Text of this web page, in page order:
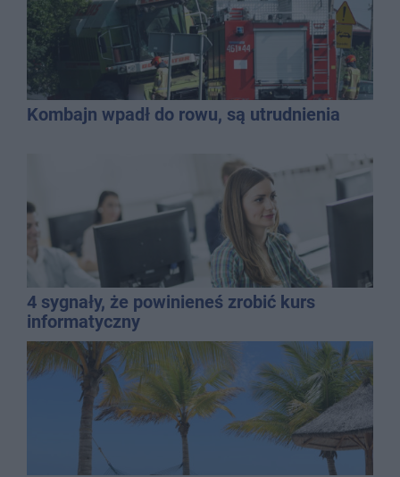
Kombajn wpadł do rowu, są utrudnienia
4 sygnały, że powinieneś zrobić kurs
informatyczny